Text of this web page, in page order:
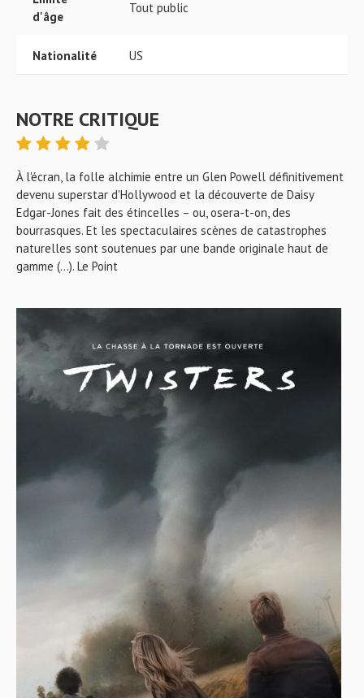
d'âge
Tout public
Nationalité US
NOTRE CRITIQUE
À l'écran, la folle alchimie entre un Glen Powell définitivement
devenu superstar d'Hollywood et la découverte de Daisy
Edgar-Jones fait des étincelles – ou, osera-t-on, des
bourrasques. Et les spectaculaires scènes de catastrophes
naturelles sont soutenues par une bande originale haut de
gamme (...). Le Point